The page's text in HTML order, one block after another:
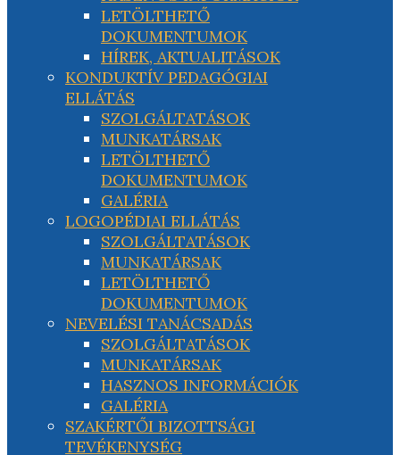
LETÖLTHETŐ
DOKUMENTUMOK
HÍREK, AKTUALITÁSOK
KONDUKTÍV PEDAGÓGIAI
ELLÁTÁS
SZOLGÁLTATÁSOK
MUNKATÁRSAK
LETÖLTHETŐ
DOKUMENTUMOK
GALÉRIA
LOGOPÉDIAI ELLÁTÁS
SZOLGÁLTATÁSOK
MUNKATÁRSAK
LETÖLTHETŐ
DOKUMENTUMOK
NEVELÉSI TANÁCSADÁS
SZOLGÁLTATÁSOK
MUNKATÁRSAK
HASZNOS INFORMÁCIÓK
GALÉRIA
SZAKÉRTŐI BIZOTTSÁGI
TEVÉKENYSÉG